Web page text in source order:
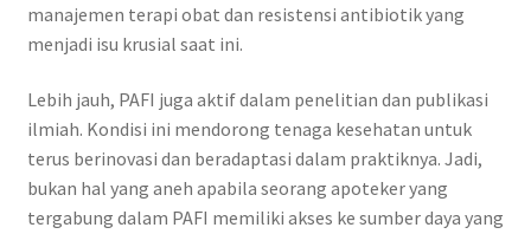
manajemen terapi obat dan resistensi antibiotik yang
menjadi isu krusial saat ini.
Lebih jauh, PAFI juga aktif dalam penelitian dan publikasi
ilmiah. Kondisi ini mendorong tenaga kesehatan untuk
terus berinovasi dan beradaptasi dalam praktiknya. Jadi,
bukan hal yang aneh apabila seorang apoteker yang
tergabung dalam PAFI memiliki akses ke sumber daya yang